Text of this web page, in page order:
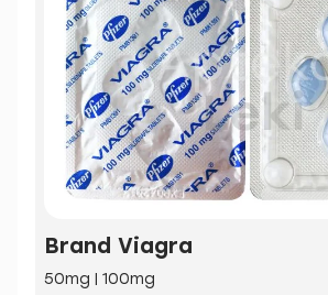
Brand Viagra
50mg | 100mg